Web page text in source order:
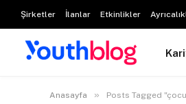
Şirketler İlanlar Etkinlikler
Anasayfa » Posts Tagged